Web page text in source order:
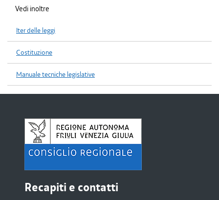
Vedi inoltre
Iter delle leggi
Costituzione
Manuale tecniche legislative
Recapiti e contatti